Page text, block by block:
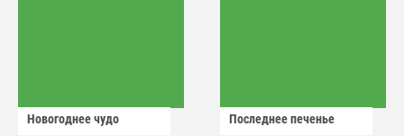
Новогоднее чудо Последнее печенье